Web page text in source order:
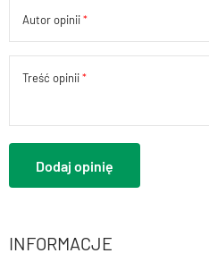
Autor opinii
Treść opinii
Dodaj opinię
INFORMACJE